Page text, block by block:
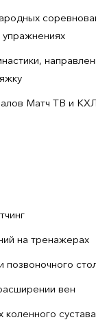
упражнениях
Матч ТВ и
на тренажерах
позвоночного
вен
сустава